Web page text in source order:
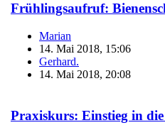
Frühlingsaufruf:
Marian
14. Mai 2018, 15:06
Gerhard.
14. Mai 2018, 20:08
Praxiskurs: Einstieg in